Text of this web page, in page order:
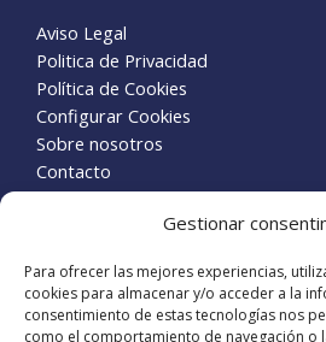
Gestionar
Para ofrecer las mejores experiencias,
cookies para almacenar y/o acceder a la
consentimiento de estas tecnologías nos
como el comportamiento de navegación o
Aviso Legal
Politica de Privacidad
Política de Cookies
Configurar Cookies
Sobre nosotros
Contacto
Reclamaciones contra la
Separaciones y divorcios